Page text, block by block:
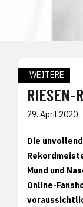
WEITERE
RIESEN-
29. April 2020
Die
Mund und
Online-